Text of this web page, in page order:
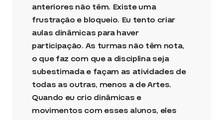
anteriores não têm. Existe uma
frustração e bloqueio. Eu tento criar
aulas dinâmicas para haver
participação. As turmas não têm nota,
o que faz com que a disciplina seja
subestimada e façam as atividades de
todas as outras, menos a de Artes.
Quando eu crio dinâmicas e
movimentos com esses alunos, eles